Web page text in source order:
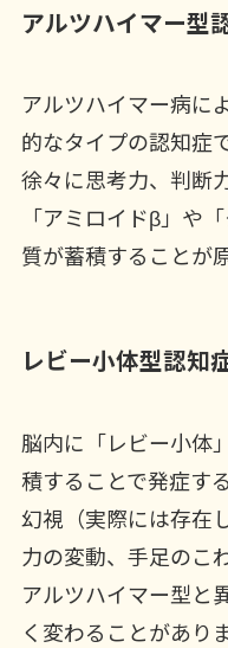
アルツハイマー型
アルツハイマー病に
的なタイプの認知症
徐々に思考力、判断
「アミロイドβ」や
質が蓄積することが
レビー小体型認知
脳内に「レビー小体
積することで発症す
幻視（実際には存在
力の変動、手足のこ
アルツハイマー型と
く変わることがありま